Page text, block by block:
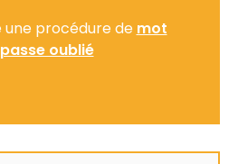
une procédure de mot
oublié